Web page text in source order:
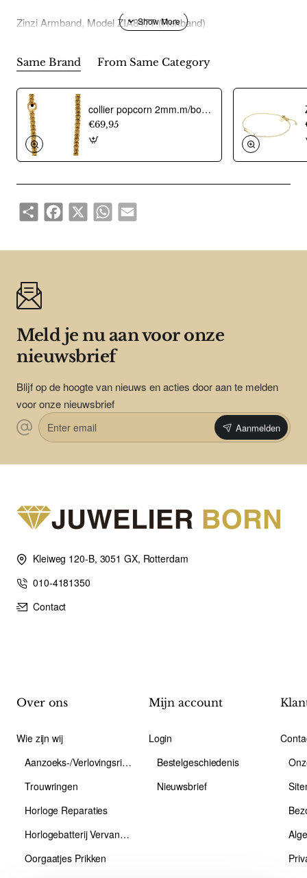
Zinzi Armband, Model ZIA847T (Rekband)
Same Brand From Same Category
collier popcorn 2mm.m/bolletjes verguld - 12915
€69,95
ShareFacebook
X WhatsAppEmail
Meld je nu aan voor onze
nieuwsbrief
Blijf op de hoogte van nieuws en acties door aan te melden
voor onze nieuwsbrief
Enter
email
Aanmelden
Kleiweg 120-B, 3051 GX, Rotterdam
010-4181350
Contact
Over ons
Wie zijn wij
Aanzoeks-/Verlovingsring
Trouwringen
Horloge Reparaties
Horlogebatterij Vervangen
Oorgaatjes Prikken
Mijn account
Login
Bestelgeschiedenis
Nieuwsbrief